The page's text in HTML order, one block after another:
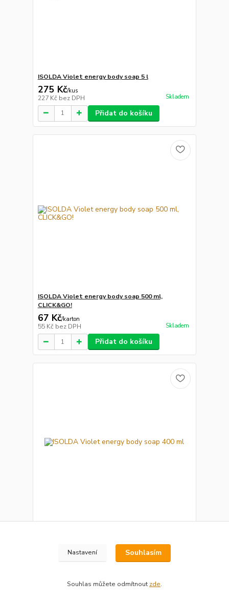
ISOLDA Violet energy body soap 5 l
275 Kč/kus
227 Kč bez DPH Skladem
Přidat do košíku
ISOLDA Violet energy body soap 500 ml,
CLICK&GO!
67 Kč/karton
55 Kč bez DPH Skladem
Přidat do košíku
Skladem
Přidat do košíku
Nastavení Souhlasím
Souhlas můžete odmítnout zde.